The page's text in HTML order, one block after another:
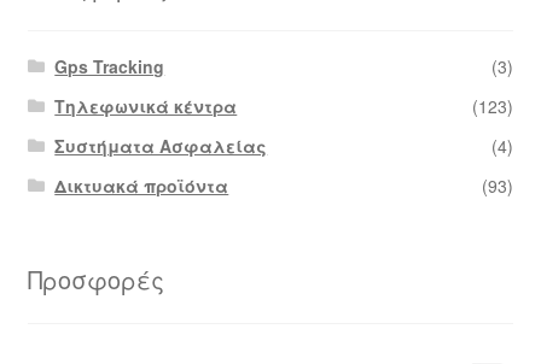
Ολοκλήρωση παραγγελίας
Όροι Χρήσης
Gps Tracking
(3)
Τηλεφωνικά κέντρα
(123)
Συστήματα Ασφαλείας
(4)
Δικτυακά προϊόντα
(93)
Προσφορές